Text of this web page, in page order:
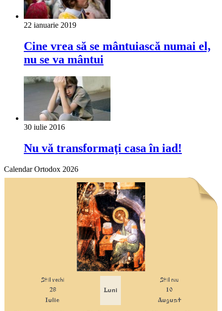
22 ianuarie 2019
Cine vrea să se mântuiască numai el,
nu se va mântui
30 iulie 2016
Nu vă transformaţi casa în iad!
Calendar Ortodox 2026